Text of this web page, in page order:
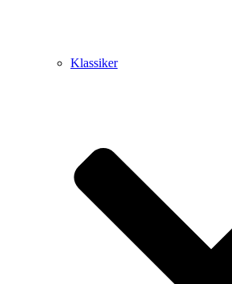
Klassiker